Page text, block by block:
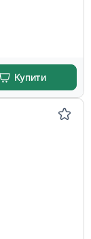
Купити